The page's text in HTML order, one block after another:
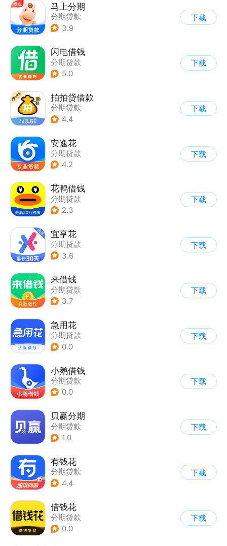
马上分期
分期贷款
3.9
下载
闪电借钱
分期贷款
5.0
下载
拍拍贷借款
分期贷款
4.4
下载
安逸花
分期贷款
4.2
下载
花鸭借钱
分期贷款
2.3
下载
宜享花
分期贷款
3.6
下载
来借钱
分期贷款
3.7
下载
急用花
分期贷款
0.0
下载
小鹅借钱
分期贷款
0.0
下载
贝赢分期
分期贷款
1.0
下载
有钱花
分期贷款
4.4
下载
借钱花
分期贷款
0.0
下载